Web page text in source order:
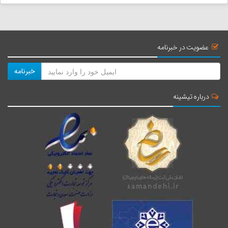
مزار کاهی ( بی بی زینب خاتون )
فاصله : 115 کیلومتر
زمان : 1 ساعت و 44 دقیقه
منطقه نمونه گردشگری قهستان
تالاب نمکزار کجی
عضویت در خبرنامه
خبرنامه
درباره تیشینه